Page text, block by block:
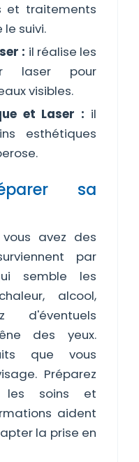
et traitements
suivi.
: il réalise les
laser pour
visibles.
et Laser : il
esthétiques
sa
avez des
par
semble les
alcool,
d'éventuels
des yeux.
que vous
Préparez
les soins et
aident
la prise en